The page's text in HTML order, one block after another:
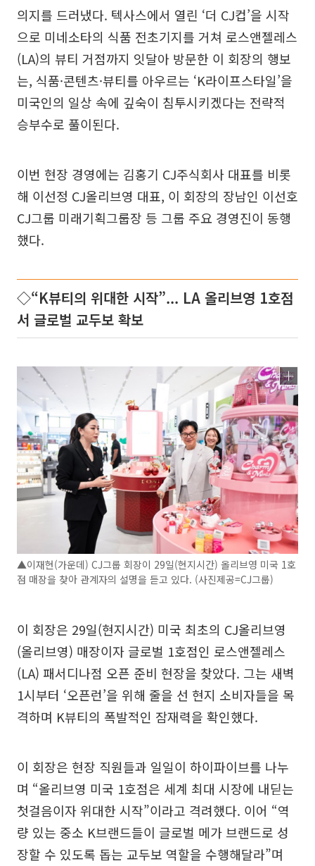
의지를 드러냈다. 텍사스에서 열린 ‘더 CJ컵’을 시작
으로 미네소타의 식품 전초기지를 거쳐 로스앤젤레스
(LA)의 뷰티 거점까지 잇달아 방문한 이 회장의 행보
는, 식품·콘텐츠·뷰티를 아우르는 ‘K라이프스타일’을
미국인의 일상 속에 깊숙이 침투시키겠다는 전략적
승부수로 풀이된다.
이번 현장 경영에는 김홍기 CJ주식회사 대표를 비롯
해 이선정 CJ올리브영 대표, 이 회장의 장남인 이선호
CJ그룹 미래기획그룹장 등 그룹 주요 경영진이 동행
했다.
◇“K뷰티의 위대한 시작”... LA 올리브영 1호점
서 글로벌 교두보 확보
▲이재현(가운데) CJ그룹 회장이 29일(현지시간) 올리브영 미국 1호
점 매장을 찾아 관계자의 설명을 듣고 있다. (사진제공=CJ그룹)
이 회장은 29일(현지시간) 미국 최초의 CJ올리브영
(올리브영) 매장이자 글로벌 1호점인 로스앤젤레스
(LA) 패서디나점 오픈 준비 현장을 찾았다. 그는 새벽
1시부터 ‘오픈런’을 위해 줄을 선 현지 소비자들을 목
격하며 K뷰티의 폭발적인 잠재력을 확인했다.
이 회장은 현장 직원들과 일일이 하이파이브를 나누
며 “올리브영 미국 1호점은 세계 최대 시장에 내딛는
첫걸음이자 위대한 시작”이라고 격려했다. 이어 “역
량 있는 중소 K브랜드들이 글로벌 메가 브랜드로 성
장할 수 있도록 돕는 교두보 역할을 수행해달라”며